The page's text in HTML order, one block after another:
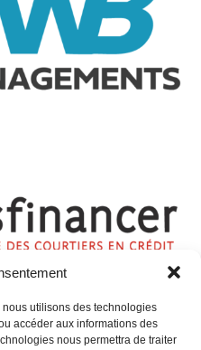
utilisons des technologies
accéder aux informations des
nous permettra de traiter